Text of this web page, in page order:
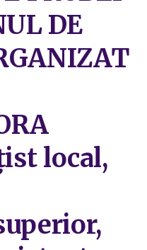
DE
local,